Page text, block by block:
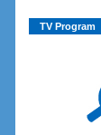
TV Program